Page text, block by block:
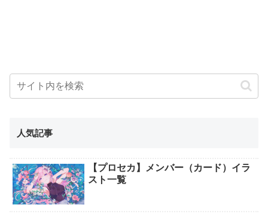
人気記事
【プロセカ】メンバー（カード）イラ
スト一覧